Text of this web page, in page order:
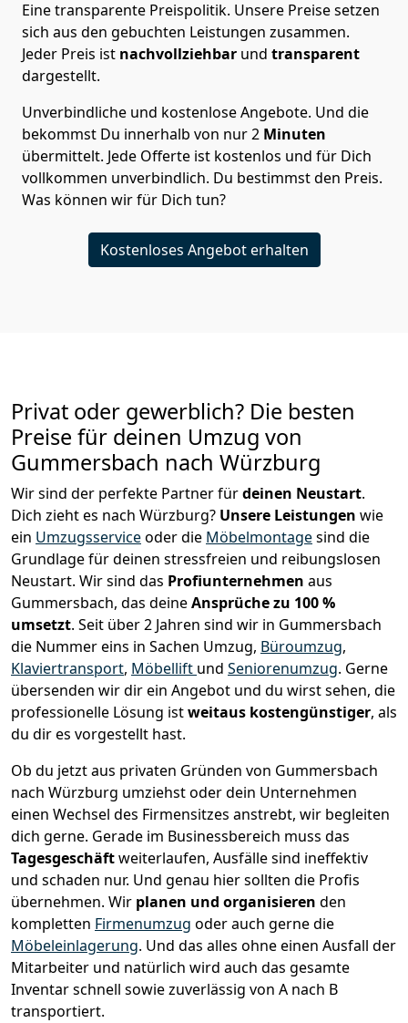
Eine transparente Preispolitik. Unsere Preise setzen
sich aus den gebuchten Leistungen zusammen.
Jeder Preis ist nachvollziehbar und transparent
dargestellt.
Unverbindliche und kostenlose Angebote. Und die
bekommst Du innerhalb von nur2 Minuten
übermittelt. Jede Offerte ist kostenlos und für Dich
vollkommen unverbindlich. Du bestimmst den Preis.
Was können wir für Dich tun?
Kostenloses Angebot erhalten
Privat oder gewerblich? Die besten
Preise für deinen Umzug von
Gummersbach nach Würzburg
Wir sind der perfekte Partner fürdeinen Neustart.
Dich zieht es nach Würzburg? Unsere Leistungen wie
ein Umzugsserviceoder die Möbelmontagesind die
Grundlage für deinen stressfreien und reibungslosen
Neustart. Wir sind das Profiunternehmen aus
Gummersbach, das deineAnsprüche zu 100 %
umsetzt. Seit über 2 Jahren sind wir in Gummersbach
die Nummer eins in Sachen Umzug, Büroumzug,
Klaviertransport, Möbellift und Seniorenumzug. Gerne
übersenden wir dir ein Angebot und du wirst sehen, die
professionelle Lösung istweitaus kostengünstiger, als
du dir es vorgestellt hast.
Ob du jetzt aus privaten Gründen von Gummersbach
nach Würzburg umziehst oder dein Unternehmen
einen Wechsel des Firmensitzes anstrebt, wir begleiten
dich gerne. Gerade im Businessbereich muss das
Tagesgeschäftweiterlaufen, Ausfälle sind ineffektiv
und schaden nur. Und genau hier sollten die Profis
übernehmen. Wir planen und organisieren den
kompletten Firmenumzug oder auch gerne die
Möbeleinlagerung. Und das alles ohne einen Ausfall der
Mitarbeiter und natürlich wird auch das gesamte
Inventar schnell sowie zuverlässig von A nach B
transportiert.